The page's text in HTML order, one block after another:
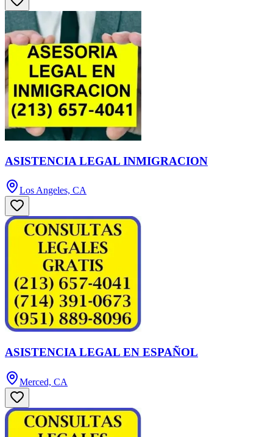
ASISTENCIA LEGAL INMIGRACION
Los Angeles, CA
ASISTENCIA LEGAL EN ESPAÑOL
Merced, CA